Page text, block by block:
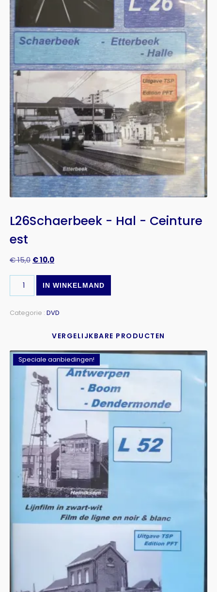
L26Schaerbeek - Hal - Ceinture
est
€15,0 €10,0
IN WINKELMAND
Categorie : DVD
VERGELIJKBARE PRODUCTEN
Speciale aanbiedingen!